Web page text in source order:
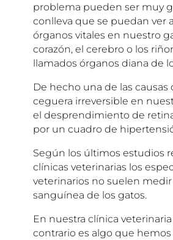
problema pueden ser muy
conlleva que se puedan ver
órganos vitales en nuestro
corazón, el cerebro o los
llamados órganos diana de
De hecho una de las causas
ceguera irreversible en
el desprendimiento de
por un cuadro de
Según los últimos estudios
clínicas veterinarias los
veterinarios no suelen
sanguínea de los gatos.
En nuestra clínica veterinaria
contrario es algo que